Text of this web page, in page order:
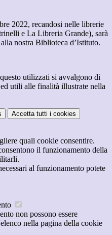
2022, recandosi nelle librerie
e La Libreria Grande), sarà
nostra Biblioteca d’Istituto.
utilizzati si avvalgono di
utili alle finalità illustrate nella
Accetta tutti i cookies
quali cookie consentire.
il funzionamento della
al funzionamento potete
non possono essere
nella pagina della cookie